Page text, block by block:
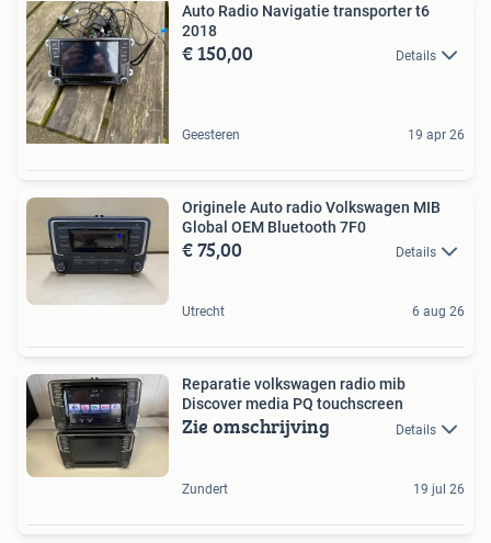
Auto Radio Navigatie transporter t6
2018
€ 150,00 Details
Geesteren 19 apr 26
Originele Auto radio Volkswagen MIB
Global OEM Bluetooth 7F0
€ 75,00 Details
Utrecht 6 aug 26
Reparatie volkswagen radio mib
Discover media PQ touchscreen
Zie omschrijving Details
Zundert 19 jul 26